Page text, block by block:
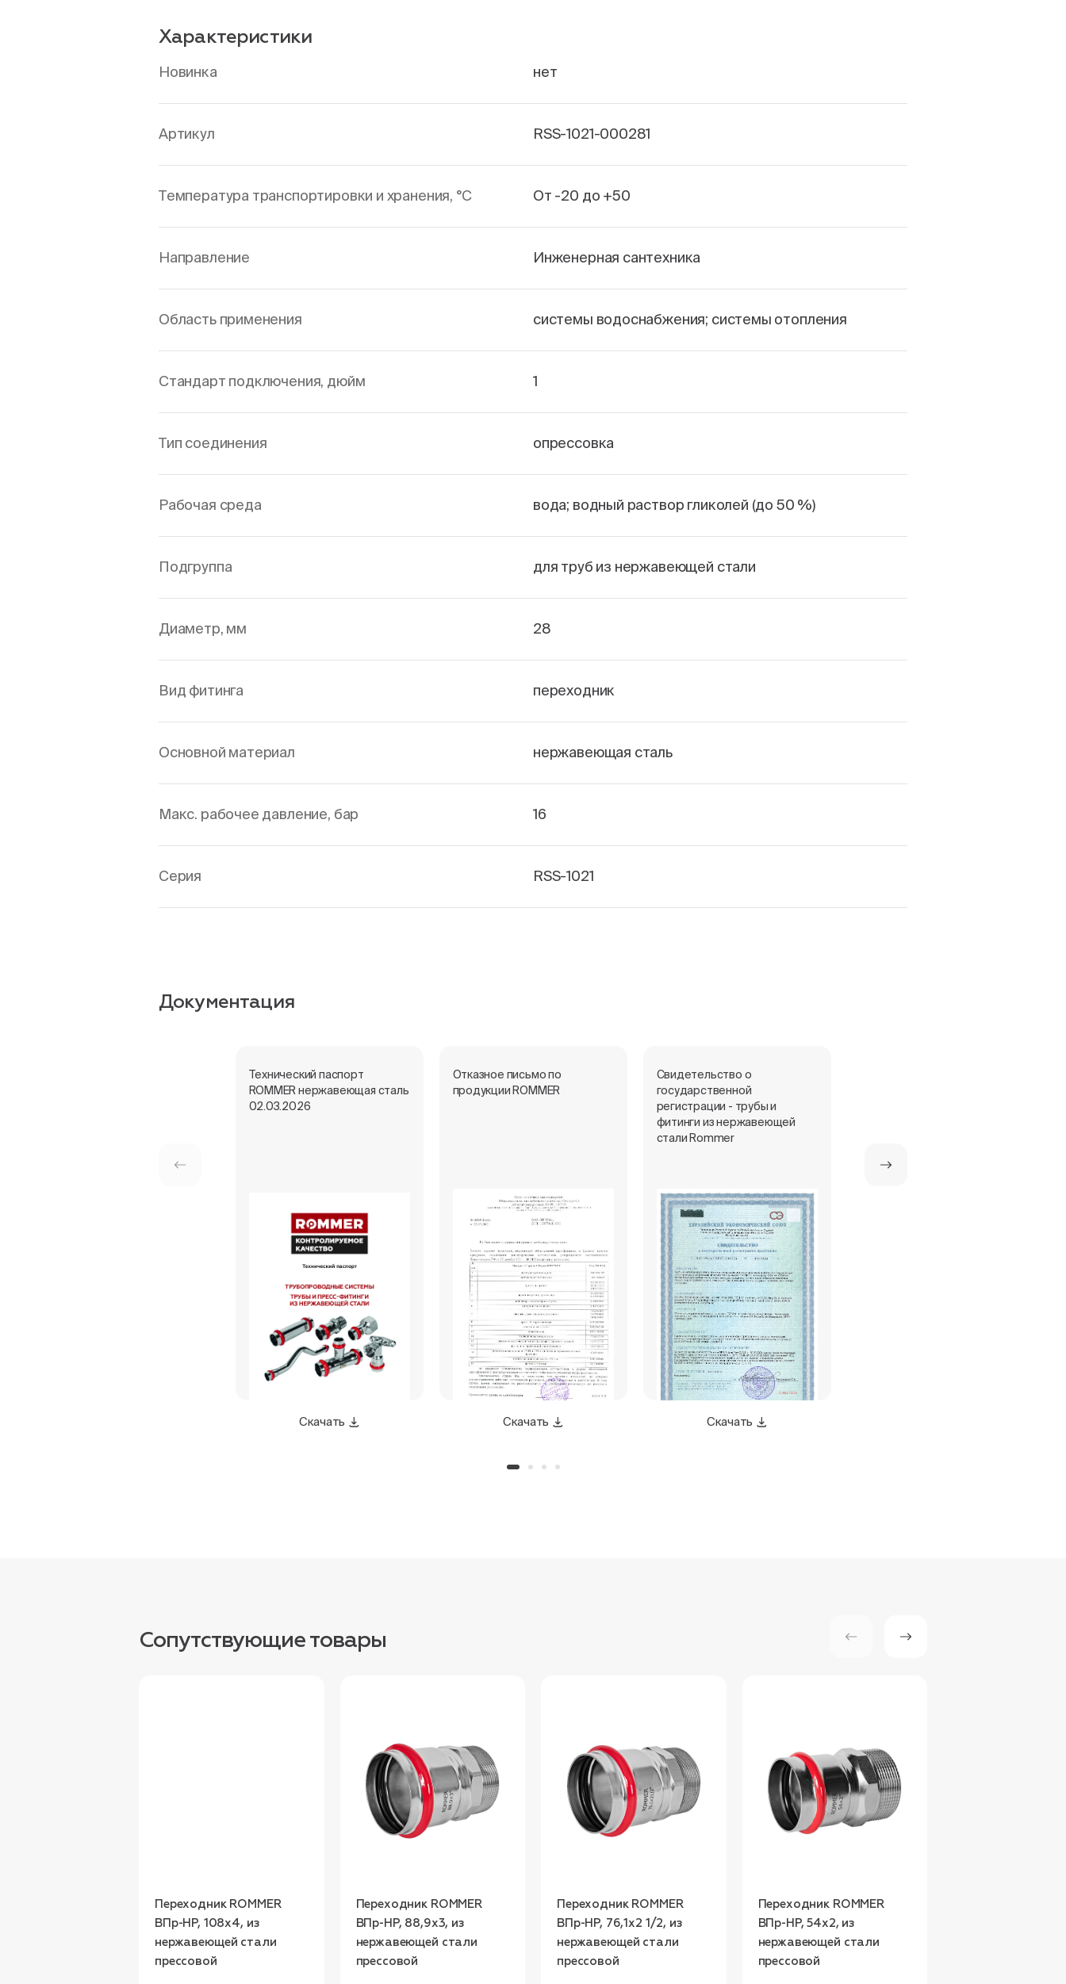
Характеристики
Новинка нет
Артикул RSS-1021-000281
Температура транспортировки и хранения, °С От -20 до +50
Направление Инженерная сантехника
Область применения системы водоснабжения; системы отопления
Стандарт подключения, дюйм 1
Тип соединения опрессовка
Рабочая среда вода; водный раствор гликолей (до 50 %)
Подгруппа для труб из нержавеющей стали
Диаметр, мм 28
Вид фитинга переходник
Основной материал нержавеющая сталь
Макс. рабочее давление, бар 16
Серия RSS-1021
Документация
Технический паспорт
ROMMER нержавеющая сталь
02.03.2026
Скачать
Отказное письмо по
продукции ROMMER
Скачать
Свидетельство о
государственной
регистрации - трубы и
фитинги из нержавеющей
стали Rommer
Скачать
Сопутствующие товары
Переходник ROMMER
ВПр-НР, 108х4, из
нержавеющей стали
прессовой
Переходник ROMMER
ВПр-НР, 88,9х3, из
нержавеющей стали
прессовой
Переходник ROMMER
ВПр-НР, 76,1х2 1/2, из
нержавеющей стали
прессовой
Переходник ROMMER
ВПр-НР, 54х2, из
нержавеющей стали
прессовой